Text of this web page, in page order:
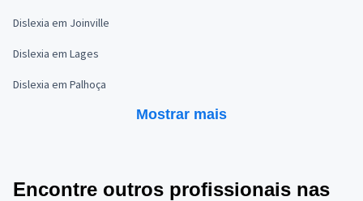
Dislexia em Joinville
Dislexia em Lages
Dislexia em Palhoça
Mostrar mais
Encontre outros profissionais nas